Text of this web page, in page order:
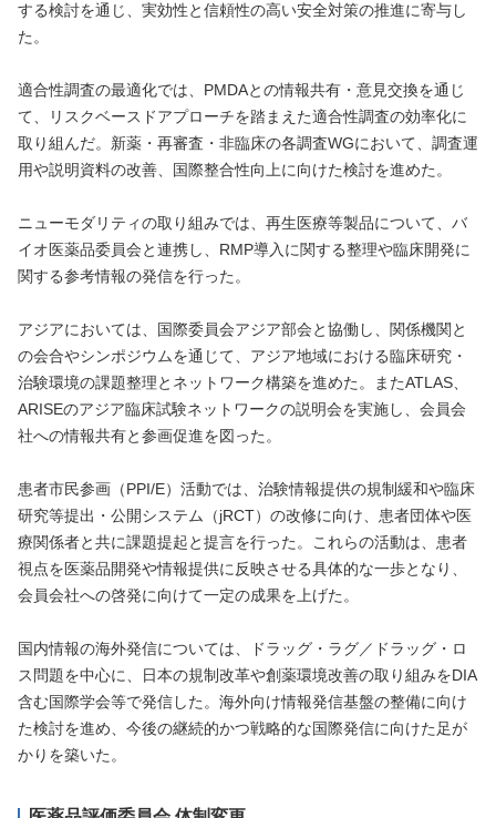
する検討を通じ、実効性と信頼性の高い安全対策の推進に寄与し
た。
適合性調査の最適化では、PMDAとの情報共有・意見交換を通じ
て、リスクベースドアプローチを踏まえた適合性調査の効率化に
取り組んだ。新薬・再審査・非臨床の各調査WGにおいて、調査運
用や説明資料の改善、国際整合性向上に向けた検討を進めた。
ニューモダリティの取り組みでは、再生医療等製品について、バ
イオ医薬品委員会と連携し、RMP導入に関する整理や臨床開発に
関する参考情報の発信を行った。
アジアにおいては、国際委員会アジア部会と協働し、関係機関と
の会合やシンポジウムを通じて、アジア地域における臨床研究・
治験環境の課題整理とネットワーク構築を進めた。またATLAS、
ARISEのアジア臨床試験ネットワークの説明会を実施し、会員会
社への情報共有と参画促進を図った。
患者市民参画（PPI/E）活動では、治験情報提供の規制緩和や臨床
研究等提出・公開システム（jRCT）の改修に向け、患者団体や医
療関係者と共に課題提起と提言を行った。これらの活動は、患者
視点を医薬品開発や情報提供に反映させる具体的な一歩となり、
会員会社への啓発に向けて一定の成果を上げた。
国内情報の海外発信については、ドラッグ・ラグ／ドラッグ・ロ
ス問題を中心に、日本の規制改革や創薬環境改善の取り組みをDIA
含む国際学会等で発信した。海外向け情報発信基盤の整備に向け
た検討を進め、今後の継続的かつ戦略的な国際発信に向けた足が
かりを築いた。